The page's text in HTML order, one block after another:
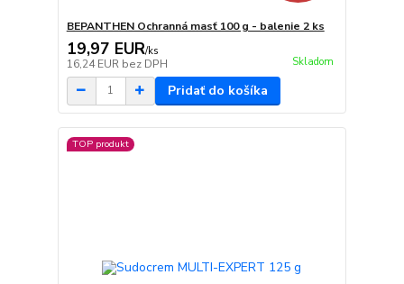
BEPANTHEN Ochranná masť 100 g - balenie 2 ks
19,97 EUR/ks
16,24 EUR bez DPH Skladom
Pridať do košíka
TOP produkt